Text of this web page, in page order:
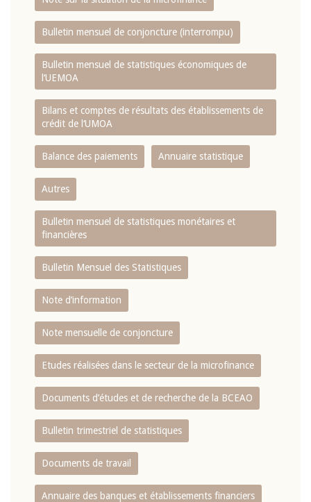
Bulletin mensuel de conjoncture (interrompu)
Bulletin mensuel de statistiques économiques de
l‘UEMOA
Bilans et comptes de résultats des établissements de
crédit de l‘UMOA
Balance des paiements Annuaire statistique
Autres
Bulletin mensuel de statistiques monétaires et
financières
Bulletin Mensuel des Statistiques
Note d’information
Note mensuelle de conjoncture
Etudes réalisées dans le secteur de la microfinance
Documents d’études et de recherche de la BCEAO
Bulletin trimestriel de statistiques
Documents de travail
Annuaire des banques et établissements financiers